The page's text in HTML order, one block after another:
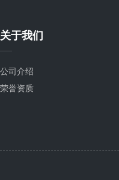
关于我们
公司介绍
荣誉资质